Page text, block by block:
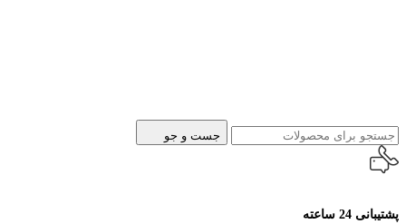
جست و جو
پشتیبانی 24 ساعته